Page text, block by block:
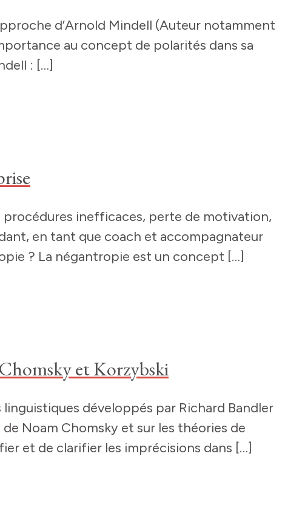
d’Arnold Mindell (Auteur notamment
au concept de polarités dans sa
: […]
procédures inefficaces, perte de motivation,
en tant que coach et accompagnateur
? La négantropie est un concept […]
et Korzybski
développés par Richard Bandler
Noam Chomsky et sur les théories de
et de clarifier les imprécisions dans […]